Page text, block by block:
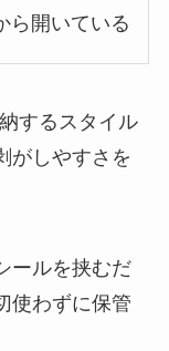
ら開いている
するスタイル
がしやすさを
ールを挟むだ
使わずに保管